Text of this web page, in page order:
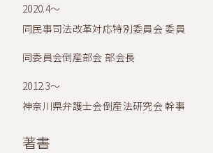
2020.4～
同民事司法改革対応特別委員会 委員
同委員会倒産部会 部会長
2012.3～
神奈川県弁護士会倒産法研究会 幹事
著書